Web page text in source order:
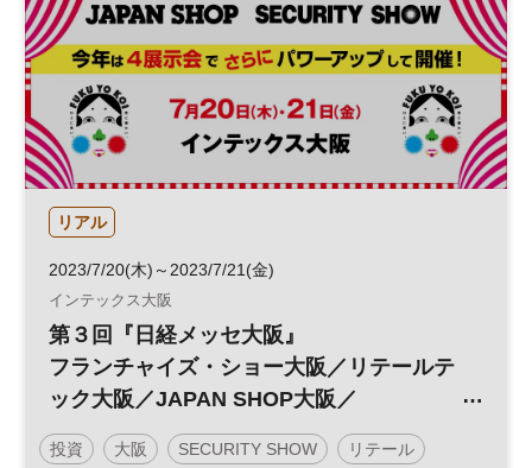
デジタルトランスフォーメーション 人工知能 CES
新規事業 シリコンバレー DX 参加無料
リアル
2023/7/20(木)～2023/7/21(金)
インテックス大阪
第３回『日経メッセ大阪』
フランチャイズ・ショー大阪／リテールテ
ック大阪／JAPAN SHOP大阪／
SECURITY SHOW大阪
投資 大阪 SECURITY SHOW リテール